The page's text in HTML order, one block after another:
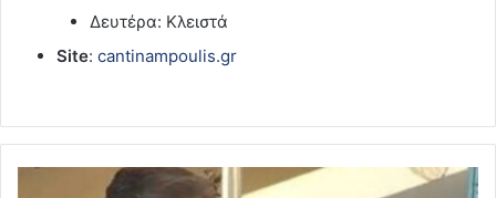
Δευτέρα: Κλειστά
Site: cantinampoulis.gr